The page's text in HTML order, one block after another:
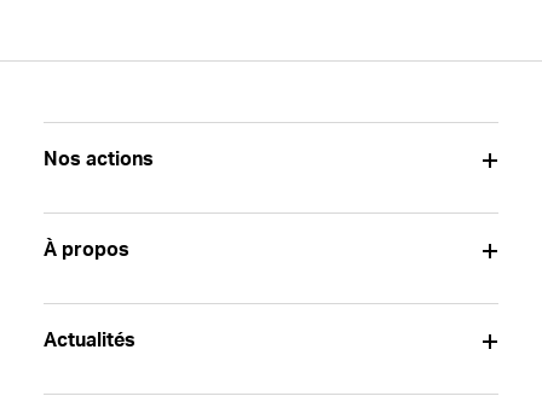
Nos actions
À propos
Actualités